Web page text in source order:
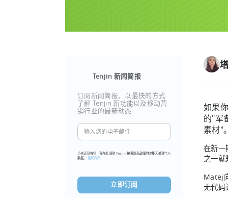
Tenjin 新闻简报
订阅新闻简报，以最快的方式
了解 Tenjin 新功能以及移动营
销行业的最新动态
输
入
您
的
电
点击订阅按钮，我在此同意 Tenjin 按照隐私政策的收集和处理个人
数据。 隐私政策
如果
的"军
素材"。
在新
之一就
Matej
无代码